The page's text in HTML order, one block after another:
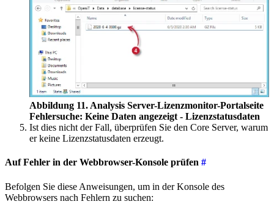
Abbildung 11. Analysis Server-Lizenzmonitor-Portalseite
Fehlersuche: Keine Daten angezeigt - Lizenzstatusdaten
Ist dies nicht der Fall, überprüfen Sie den Core Server, warum
er keine Lizenzstatusdaten erzeugt.
Auf Fehler in der Webbrowser-Konsole prüfen #
Befolgen Sie diese Anweisungen, um in der Konsole des
Webbrowsers nach Fehlern zu suchen: